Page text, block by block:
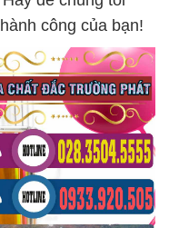
công của bạn!